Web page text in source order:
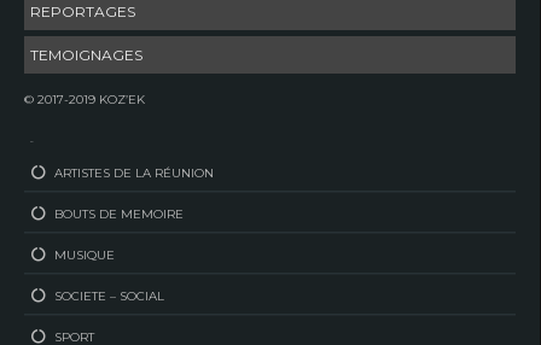
REPORTAGES
TEMOIGNAGES
© 2017-2019 KOZ’EK
–
ARTISTES DE LA RÉUNION
BOUTS DE MEMOIRE
MUSIQUE
SOCIETE – SOCIAL
SPORT